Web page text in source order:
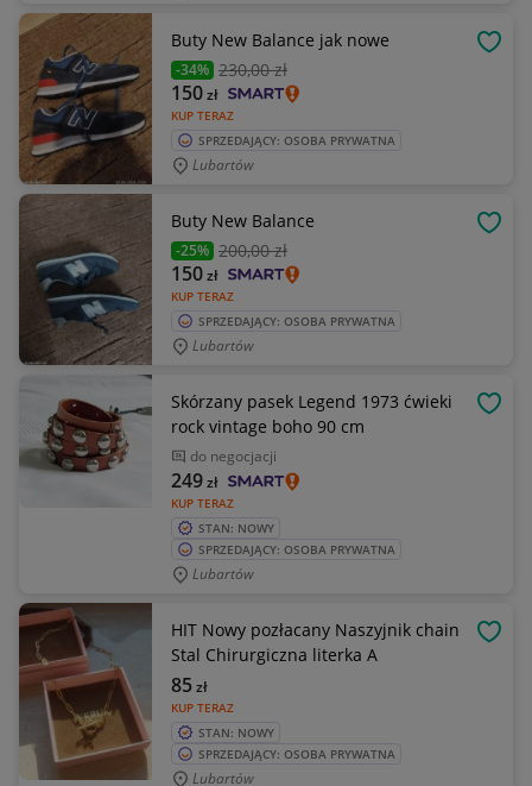
Buty New Balance jak nowe
-34% 230,00 zł
KUP TERAZ
150zł
SPRZEDAJĄCY: OSOBA PRYWATNA
Lubartów
Buty New Balance
-25% 200,00 zł
KUP TERAZ
150zł
SPRZEDAJĄCY: OSOBA PRYWATNA
Lubartów
Skórzany pasek Legend 1973 ćwieki
rock vintage boho 90 cm
do negocjacji
KUP TERAZ
249zł
STAN: NOWY
SPRZEDAJĄCY: OSOBA PRYWATNA
Lubartów
HIT Nowy pozłacany Naszyjnik chain
Stal Chirurgiczna literka A
KUP TERAZ
85zł
STAN: NOWY
SPRZEDAJĄCY: OSOBA PRYWATNA
Lubartów